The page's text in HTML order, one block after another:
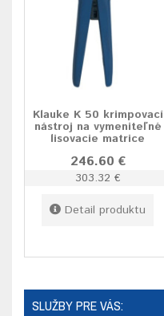
Klauke K 50 krimpovací
nástroj na vymeniteľné
lisovacie matrice
246.60 €
303.32 €
Detail produktu
SLUŽBY PRE VÁS: